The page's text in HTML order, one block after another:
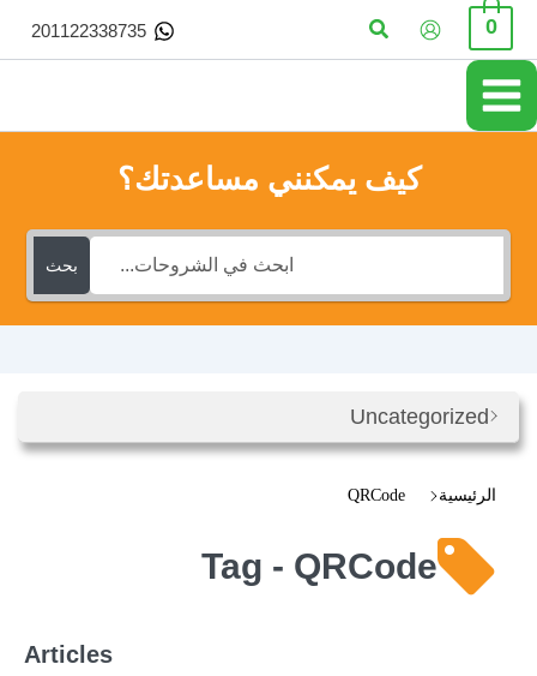
تخطي
المحتوى
0 البحث 201122338735
كيف يمكنني مساعدتك؟
بحث
Uncategorized
الرئيسية QRCode
Tag - QRCode
Articles